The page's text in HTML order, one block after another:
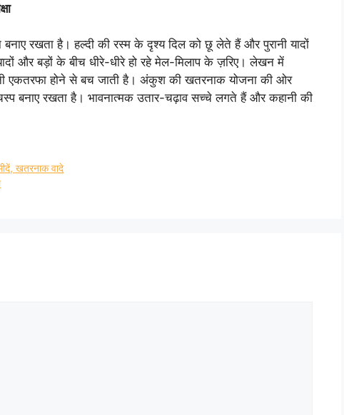
रखता है। हल्दी की रस्म के दृश्य दिल को छू लेते हैं और पुरानी यादों
और बड़ों के बीच धीरे-धीरे हो रहे मेल-मिलाप के ज़रिए। लेखन में
एकतरफा होने से बच जाती है। अंकुश की खतरनाक योजना की ओर
बनाए रखता है। भावनात्मक उतार-चढ़ाव सच्चे लगते हैं और कहानी की
खतरनाक वादे